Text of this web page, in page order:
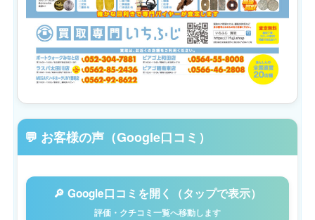
💬 お客様の声（Google口コミ）
🔎 Google口コミを開く（タップで表示）
評価・クチコミ一覧へ移動します